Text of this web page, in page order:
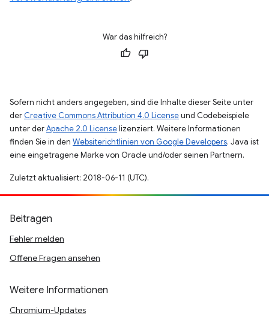
War das hilfreich?
Sofern nicht anders angegeben, sind die Inhalte dieser Seite unter
der Creative Commons Attribution 4.0 Licenseund Codebeispiele
unter derApache 2.0 Licenselizenziert. Weitere Informationen
finden Sie in den Websiterichtlinien von Google Developers. Java ist
eine eingetragene Marke von Oracle und/oder seinen Partnern.
Zuletzt aktualisiert: 2018-06-11 (UTC).
Beitragen
Fehler melden
Offene Fragen ansehen
Weitere Informationen
Chromium-Updates